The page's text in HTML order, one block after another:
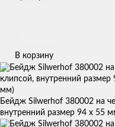
В корзину
Бейдж Silwerhof 380002 на
внутренний размер 94 х 55